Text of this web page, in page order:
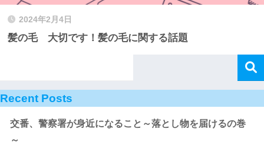
2024年2月4日
髪の毛 大切です！髪の毛に関する話題
Recent Posts
交番、警察署が身近になること～落とし物を届けるの巻
～